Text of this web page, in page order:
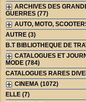
ARCHIVES DES
GUERRES (77)
AUTO, MOTO,
AUTRE (3)
B.T BIBLIOTHEQUE DE
CATALOGUES ET
MODE (784)
CATALOGUES RARES
CINEMA (1072)
ELLE (7)